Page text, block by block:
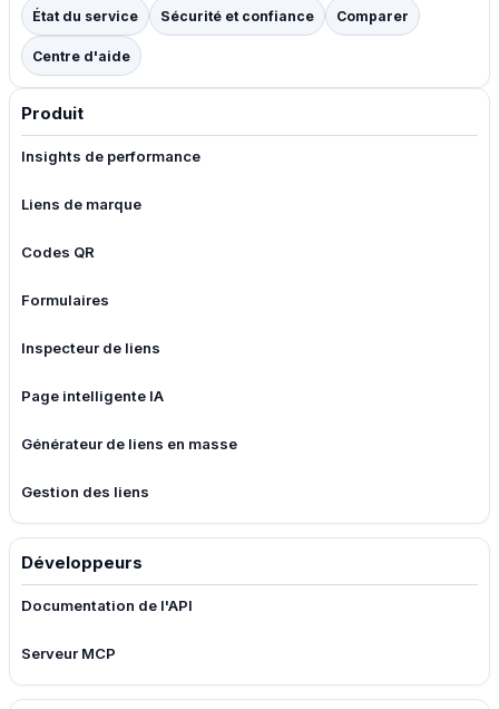
État du service Sécurité et confiance Comparer
Centre d'aide
Produit
Insights de performance
Liens de marque
Codes QR
Formulaires
Inspecteur de liens
Page intelligente IA
Générateur de liens en masse
Gestion des liens
Développeurs
Documentation de l'API
Serveur MCP